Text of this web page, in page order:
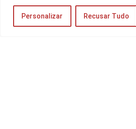
Personalizar Recusar Tudo
Preço do 512GB e 256GB! - Guia Mobile
é Bom? Veja a Ficha Técnica do
Mais!